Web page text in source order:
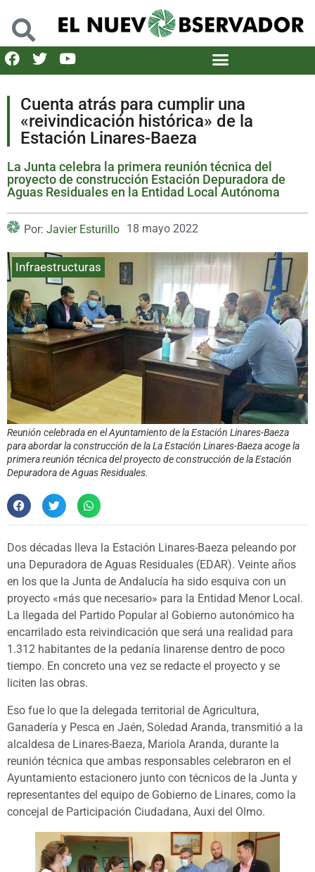
Cuenta atrás para cumplir una
«reivindicación histórica» de la
Estación Linares-Baeza
La Junta celebra la primera reunión técnica del
proyecto de construcción Estación Depuradora de
Aguas Residuales en la Entidad Local Autónoma
Por: Javier Esturillo 18 mayo 2022
Infraestructuras
Reunión celebrada en el Ayuntamiento de la Estación Linares-Baeza
para abordar la construcción de la La Estación Linares-Baeza acoge la
primera reunión técnica del proyecto de construcción de la Estación
Depuradora de Aguas Residuales.
Dos décadas lleva la Estación Linares-Baeza peleando por
una Depuradora de Aguas Residuales (EDAR). Veinte años
en los que la Junta de Andalucía ha sido esquiva con un
proyecto «más que necesario» para la Entidad Menor Local.
La llegada del Partido Popular al Gobierno autonómico ha
encarrilado esta reivindicación que será una realidad para
1.312 habitantes de la pedanía linarense dentro de poco
tiempo. En concreto una vez se redacte el proyecto y se
liciten las obras.
Eso fue lo que la delegada territorial de Agricultura,
Ganadería y Pesca en Jaén, Soledad Aranda, transmitió a la
alcaldesa de Linares-Baeza, Mariola Aranda, durante la
reunión técnica que ambas responsables celebraron en el
Ayuntamiento estacionero junto con técnicos de la Junta y
representantes del equipo de Gobierno de Linares, como la
concejal de Participación Ciudadana, Auxi del Olmo.